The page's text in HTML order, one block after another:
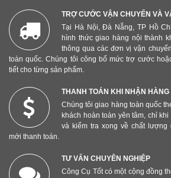
TRỢ CƯỚC VẬN CHUYỂN VÀ
Tại Hà Nội, Đà Nẵng, TP Hồ
hình thức giao hàng nội thành
thông qua các đơn vị vận
toàn quốc. Chúng tôi công bố mức trợ cước
tiết cho từng sản phẩm.
THANH TOÁN KHI NHẬN HÀNG
Chúng tôi giao hàng toàn quốc
khách hoàn toàn yên tâm, chỉ
và kiểm tra xong về chất lượng
mới thanh toán.
TƯ VẤN CHUYÊN NGHIỆP
Công Cụ Tốt có một cộng đồng